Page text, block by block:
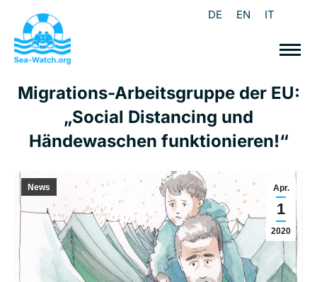
DE EN IT
Migrations-Arbeitsgruppe der EU:
„Social Distancing und
Händewaschen funktionieren!“
Apr.
1
2020
News